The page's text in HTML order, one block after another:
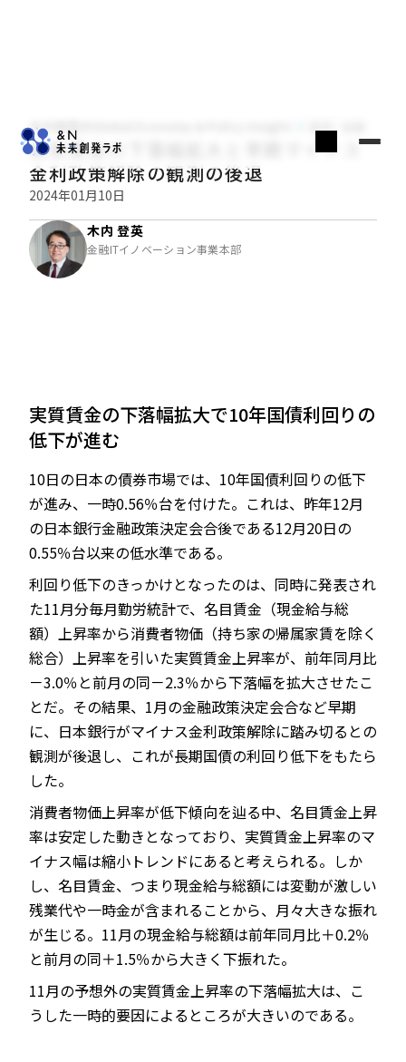
JP EN
木内登英のGlobal Economy & Policy Insight
実質賃金の下落幅拡大と早期マイナス
金利政策解除の観測の後退
2024年01月10日
木内 登英
金融ITイノベーション事業本部
実質賃金の下落幅拡大で10年国債利回りの
低下が進む
10日の日本の債券市場では、10年国債利回りの低下
が進み、一時0.56％台を付けた。これは、昨年12月
の日本銀行金融政策決定会合後である12月20日の
0.55％台以来の低水準である。
利回り低下のきっかけとなったのは、同時に発表され
た11月分毎月勤労統計で、名目賃金（現金給与総
額）上昇率から消費者物価（持ち家の帰属家賃を除く
総合）上昇率を引いた実質賃金上昇率が、前年同月比
－3.0％と前月の同－2.3％から下落幅を拡大させたこ
とだ。その結果、1月の金融政策決定会合など早期
に、日本銀行がマイナス金利政策解除に踏み切るとの
観測が後退し、これが長期国債の利回り低下をもたら
した。
消費者物価上昇率が低下傾向を辿る中、名目賃金上昇
率は安定した動きとなっており、実質賃金上昇率のマ
イナス幅は縮小トレンドにあると考えられる。しか
し、名目賃金、つまり現金給与総額には変動が激しい
残業代や一時金が含まれることから、月々大きな振れ
が生じる。11月の現金給与総額は前年同月比＋0.2％
と前月の同＋1.5％から大きく下振れた。
11月の予想外の実質賃金上昇率の下落幅拡大は、こ
うした一時的要因によるところが大きいのである。